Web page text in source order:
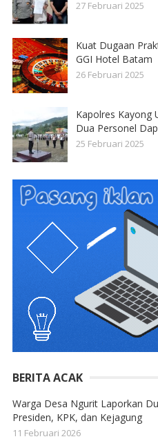
27 Februari 2025
Kuat Dugaan
GGI Hotel Batam
26 Februari 2025
Kapolres Kayong
Dua Personel
25 Februari 2025
BERITA ACAK
Warga Desa Ngurit Laporkan
Presiden, KPK, dan Kejagung
11 Februari 2026